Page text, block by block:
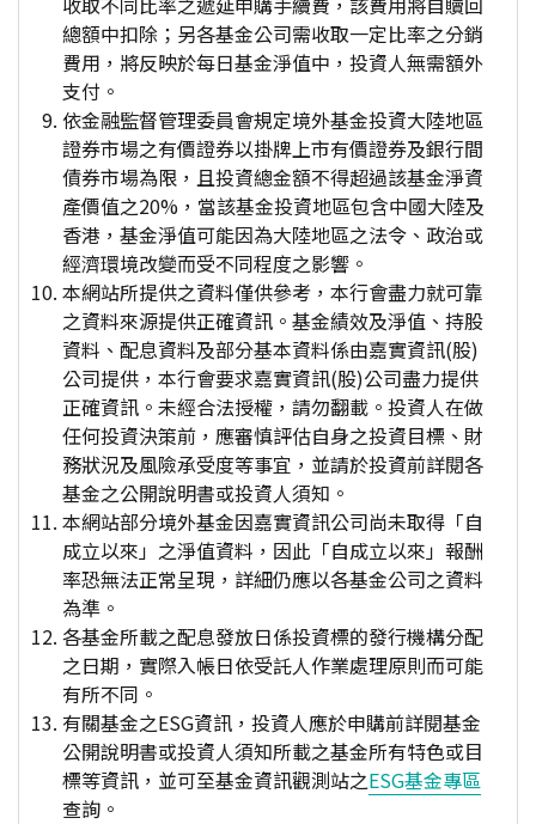
總額中扣除；另各基金公司需收取一定比率之分銷
費用，將反映於每日基金淨值中，投資人無需額外
支付。
依金融監督管理委員會規定境外基金投資大陸地區
證券市場之有價證券以掛牌上市有價證券及銀行間
債券市場為限，且投資總金額不得超過該基金淨資
產價值之20%，當該基金投資地區包含中國大陸及
香港，基金淨值可能因為大陸地區之法令、政治或
經濟環境改變而受不同程度之影響。
本網站所提供之資料僅供參考，本行會盡力就可靠
之資料來源提供正確資訊。基金績效及淨值、持股
資料、配息資料及部分基本資料係由嘉實資訊(股)
公司提供，本行會要求嘉實資訊(股)公司盡力提供
正確資訊。未經合法授權，請勿翻載。投資人在做
任何投資決策前，應審慎評估自身之投資目標、財
務狀況及風險承受度等事宜，並請於投資前詳閱各
基金之公開說明書或投資人須知。
本網站部分境外基金因嘉實資訊公司尚未取得「自
成立以來」之淨值資料，因此「自成立以來」報酬
率恐無法正常呈現，詳細仍應以各基金公司之資料
為準。
各基金所載之配息發放日係投資標的發行機構分配
之日期，實際入帳日依受託人作業處理原則而可能
有所不同。
有關基金之ESG資訊，投資人應於申購前詳閱基金
公開說明書或投資人須知所載之基金所有特色或目
標等資訊，並可至基金資訊觀測站之ESG基金專區
查詢。